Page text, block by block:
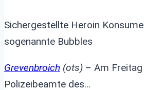
Sichergestellte Heroin
sogenannte Bubbles
Grevenbroich (ots) – Am
Polizeibeamte des…